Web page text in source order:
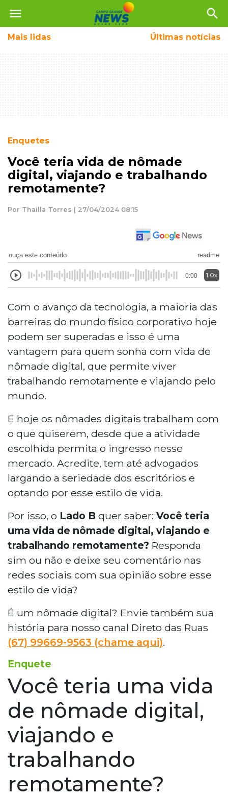
menu search
Mais lidas Últimas notícias
Enquetes
Você teria vida de nômade
digital, viajando e trabalhando
remotamente?
Por Thailla Torres | 27/04/2024 08:15
ouça este conteúdo readme
0:00 1.0x
Com o avanço da tecnologia, a maioria das
barreiras do mundo físico corporativo hoje
podem ser superadas e isso é uma
vantagem para quem sonha com vida de
nômade digital, que permite viver
trabalhando remotamente e viajando pelo
mundo.
E hoje os nômades digitais trabalham com
o que quiserem, desde que a atividade
escolhida permita o ingresso nesse
mercado. Acredite, tem até advogados
largando a seriedade dos escritórios e
optando por esse estilo de vida.
Por isso, o Lado B quer saber: Você teria
uma vida de nômade digital, viajando e
trabalhando remotamente? Responda
sim ou não e deixe seu comentário nas
redes sociais com sua opinião sobre esse
estilo de vida?
É um nômade digital? Envie também sua
história para nosso canal Direto das Ruas
(67) 99669-9563 (chame aqui).
Enquete
Você teria uma vida
de nômade digital,
viajando e
trabalhando
remotamente?